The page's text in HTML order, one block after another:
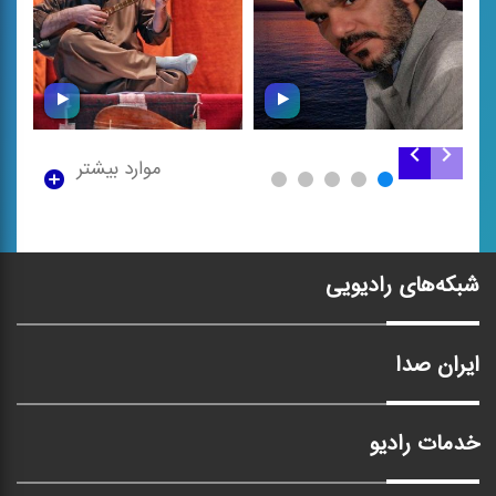
موارد بیشتر
شبکه‌های رادیویی
ایران صدا
خدمات رادیو